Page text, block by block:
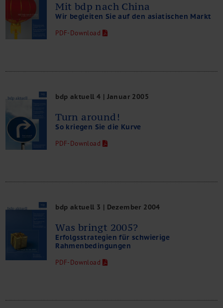
Mit bdp nach China
Wir begleiten Sie auf den asiatischen Markt
PDF-Download
bdp aktuell 4 | Januar 2005
Turn around!
So kriegen Sie die Kurve
PDF-Download
bdp aktuell 3 | Dezember 2004
Was bringt 2005?
Erfolgsstrategien für schwierige
Rahmenbedingungen
PDF-Download